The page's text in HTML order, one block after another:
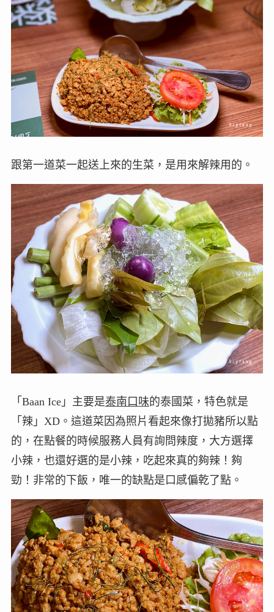
跟第一道菜一起送上來的生菜，是用來解辣用的。
「Baan Ice」主要是泰南口味的泰國菜，特色就是
「辣」XD。這道菜因為照片看起來像打拋豬所以點
的，在點餐的時候服務人員有詢問辣度，大方選擇
小辣，也還好選的是小辣，吃起來真的夠辣！夠
勁！非常的下飯，唯一的缺點是口感偏乾了點。